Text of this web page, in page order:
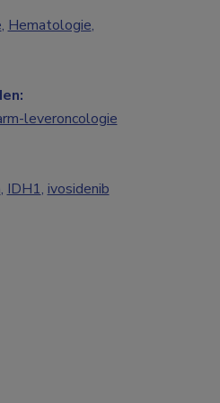
, Hematologie,
leveroncologie
, IDH1, ivosidenib